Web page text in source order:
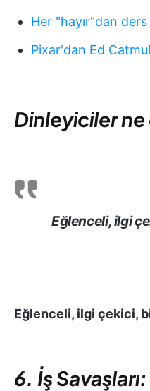
Her "hayır"dan ders
Pixar'dan Ed
Dinleyiciler
Eğlenceli, ilgi
Eğlenceli, ilgi çekici,
6. İş